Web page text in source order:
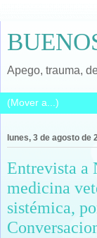
Apego, trauma,
lunes, 3 de agosto de
Entrevista a
medicina
sistémica,